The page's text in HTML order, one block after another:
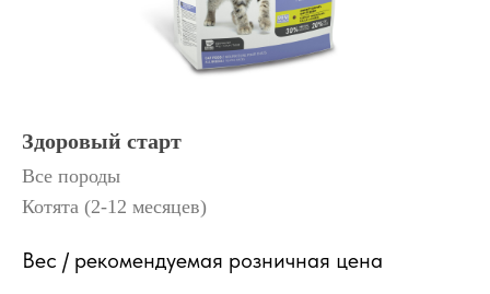
Здоровый старт
Все породы
Котята (2-12 месяцев)
Вес / рекомендуемая розничная цена
КОШКА ОБА